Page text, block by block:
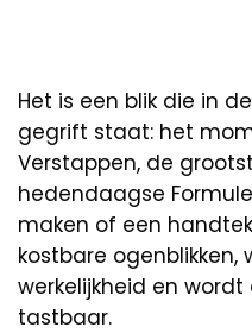
Het is een blik die in
gegrift staat: het
Verstappen, de
hedendaagse
maken of een
kostbare ogenblikken,
werkelijkheid en
tastbaar.